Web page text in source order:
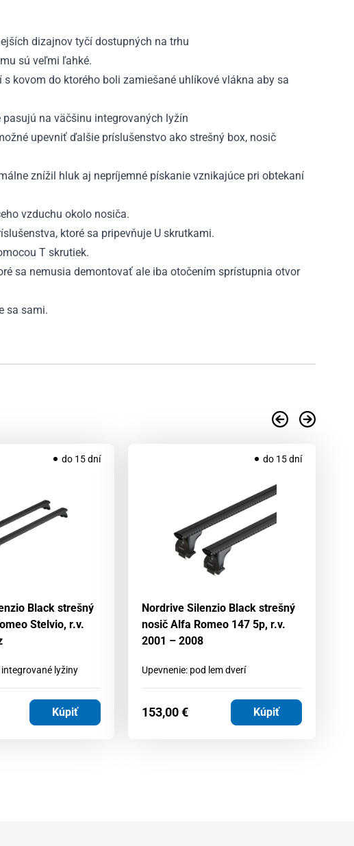
dizajnov tyčí dostupných na trhu
sú veľmi ľahké.
kovom do ktorého boli zamiešané uhlíkové vlákna aby sa
na väčšinu integrovaných lyžín
upevniť ďalšie príslušenstvo ako strešný box, nosič
znížil hluk aj nepríjemné pískanie vznikajúce pri obtekaní
vzduchu okolo nosiča.
ktoré sa pripevňuje U skrutkami.
T skrutiek.
sa nemusia demontovať ale iba otočením sprístupnia otvor
sa sami.
do 15 dní
Black strešný
Stelvio, r.v.
integrované lyžiny
Kúpiť
do 15 dní
Nordrive Silenzio Black strešný
nosič Alfa Romeo 147 5p, r.v.
2001 – 2008
Upevnenie: pod lem dverí
153,00€ Kúpiť